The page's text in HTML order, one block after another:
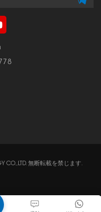
CO.,LTD. 無断転載を禁じます.